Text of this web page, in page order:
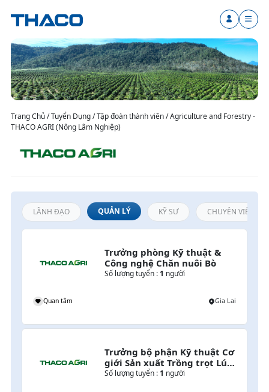
Trang Chủ / Tuyển Dụng / Tập đoàn thành viên / Agriculture and Forestry -
THACO AGRI (Nông Lâm Nghiệp)
LÃNH ĐẠO QUẢN LÝ KỸ SƯ CHUYÊN VIÊN /
Trưởng phòng Kỹ thuật &
Công nghệ Chăn nuôi Bò
Số lượng tuyển : 1 người
Quan tâm Gia Lai
Trưởng bộ phận Kỹ thuật Cơ
giới Sản xuất Trồng trọt Lúa
& Cây lương thực
Số lượng tuyển : 1 người